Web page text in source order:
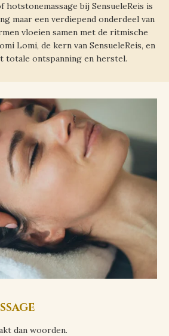
hotstonemassage bij SensueleReis is
maar een verdiepend onderdeel van
vloeien samen met de ritmische
Lomi, de kern van SensueleReis, en
totale ontspanning en herstel.
dan woorden.